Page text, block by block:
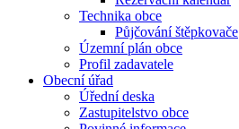
Technika obce
Půjčování štěpkovače
Územní plán obce
Profil zadavatele
Obecní úřad
Úřední deska
Zastupitelstvo obce